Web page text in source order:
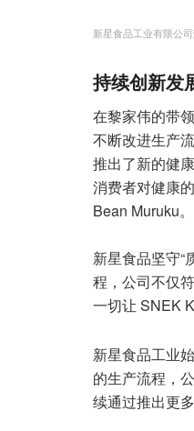
新星食品工业有限公
持续创新发
在黎家伟的带
不断改进生产
推出了新的健
消费者对健康
Bean Muruku。
新星食品坚守“
程，公司不仅
一切让 SNEK
新星食品工业
的生产流程，
续通过推出更